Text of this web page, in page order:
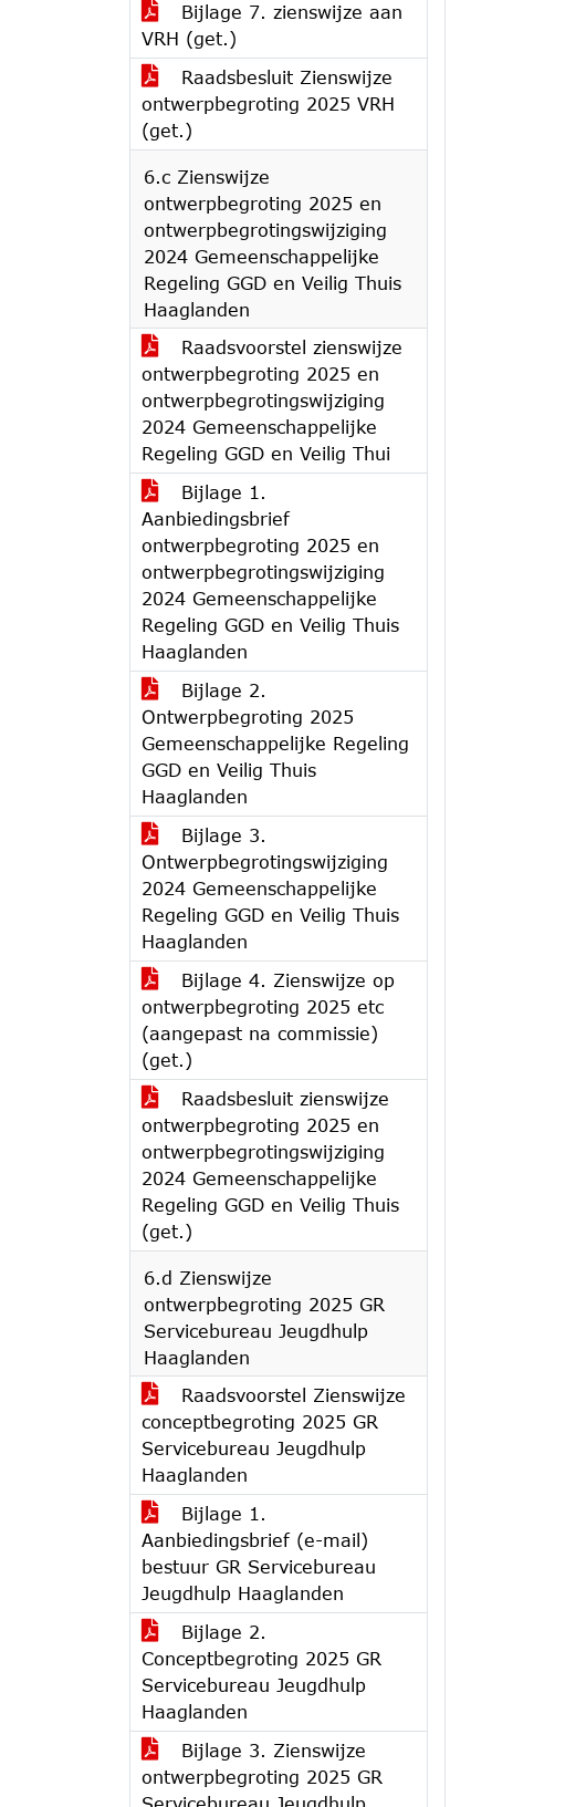
Bijlage 7. zienswijze aan
VRH (get.)
Raadsbesluit Zienswijze
ontwerpbegroting 2025 VRH
(get.)
6.c Zienswijze
ontwerpbegroting 2025 en
ontwerpbegrotingswijziging
2024 Gemeenschappelijke
Regeling GGD en Veilig Thuis
Haaglanden
Raadsvoorstel zienswijze
ontwerpbegroting 2025 en
ontwerpbegrotingswijziging
2024 Gemeenschappelijke
Regeling GGD en Veilig Thui
Bijlage 1.
Aanbiedingsbrief
ontwerpbegroting 2025 en
ontwerpbegrotingswijziging
2024 Gemeenschappelijke
Regeling GGD en Veilig Thuis
Haaglanden
Bijlage 2.
Ontwerpbegroting 2025
Gemeenschappelijke Regeling
GGD en Veilig Thuis
Haaglanden
Bijlage 3.
Ontwerpbegrotingswijziging
2024 Gemeenschappelijke
Regeling GGD en Veilig Thuis
Haaglanden
Bijlage 4. Zienswijze op
ontwerpbegroting 2025 etc
(aangepast na commissie)
(get.)
Raadsbesluit zienswijze
ontwerpbegroting 2025 en
ontwerpbegrotingswijziging
2024 Gemeenschappelijke
Regeling GGD en Veilig Thuis
(get.)
6.d Zienswijze
ontwerpbegroting 2025 GR
Servicebureau Jeugdhulp
Haaglanden
Raadsvoorstel Zienswijze
conceptbegroting 2025 GR
Servicebureau Jeugdhulp
Haaglanden
Bijlage 1.
Aanbiedingsbrief (e-mail)
bestuur GR Servicebureau
Jeugdhulp Haaglanden
Bijlage 2.
Conceptbegroting 2025 GR
Servicebureau Jeugdhulp
Haaglanden
Bijlage 3. Zienswijze
ontwerpbegroting 2025 GR